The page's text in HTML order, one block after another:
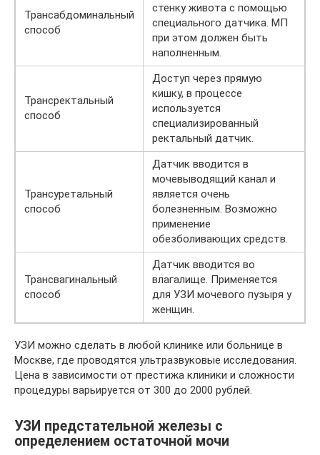
Трансабдоминальный
способ
стенку живота с помощью
специального датчика. МП
при этом должен быть
наполненным.
Трансректальный
способ
Доступ через прямую
кишку, в процессе
используется
специализированный
ректальный датчик.
Трансуретальный
способ
Датчик вводится в
мочевыводящий канал и
является очень
болезненным. Возможно
применение
обезболивающих средств.
Трансвагинальный
способ
Датчик вводится во
влагалище. Применяется
для УЗИ мочевого пузыря у
женщин.
УЗИ можно сделать в любой клинике или больнице в
Москве, где проводятся ультразвуковые исследования.
Цена в зависимости от престижа клиники и сложности
процедуры варьируется от 300 до 2000 рублей.
УЗИ предстательной железы с
определением остаточной мочи